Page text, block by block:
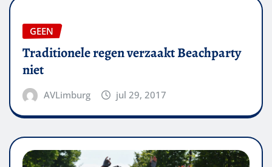
GEEN
Traditionele regen verzaakt Beachparty
niet
AVLimburg jul 29, 2017